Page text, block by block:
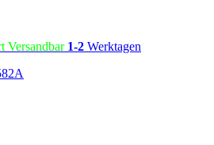
Versandbar 1-2 Werktagen